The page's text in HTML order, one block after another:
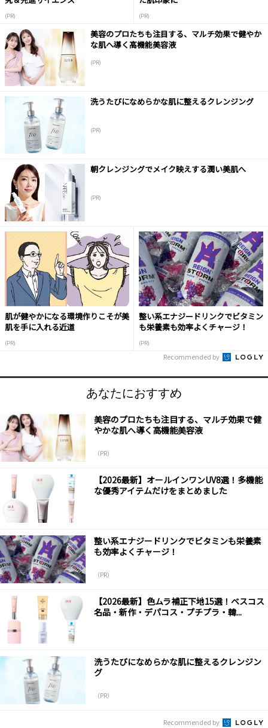
(PR) (PR)
美容のプロたちも注目する、マルチ効果で健やか
な肌へ導く高機能美容液
(PR)
洗うたびになめらかな肌に整えるクレンジング
(PR)
朝クレンジングでメイク映えする潤い美肌へ
(PR)
肌が健やかになる環境作りこそが美
肌を手に入れる近道
(PR)
整い系エナジードリンクでビタミン
も栄養素も効率よくチャージ！
(PR)
Recommended by
あなたにおすすめ
美容のプロたちも注目する、マルチ効果で健
やかな肌へ導く高機能美容液
（PR）
【2026最新】オールインワンUV8選！多機能
な優秀アイテムだけをまとめました
整い系エナジードリンクでビタミンも栄養素
も効率よくチャージ！
（PR）
【2026最新】色ムラ補正下地15選！ベスコス
名品・新作・デパコス・プチプラ・韓...
洗うたびになめらかな肌に整えるクレンジン
グ
（PR）
Recommended by